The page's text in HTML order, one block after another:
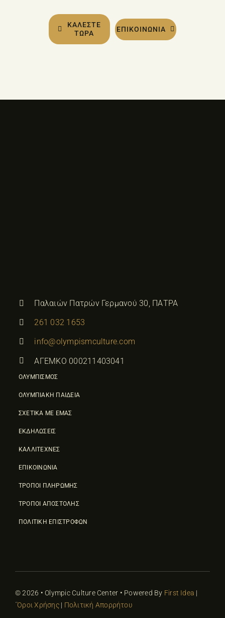
ΚΑΛΕΣΤΕ
ΤΩΡΑ
ΕΠΙΚΟΙΝΩΝΙΑ
Παλαιών Πατρών Γερμανού 30, ΠΑΤΡΑ
261 032 1653
info@olympismculture.com
ΑΓΕΜΚΟ 000211403041
ΟΛΥΜΠΙΣΜΟΣ
ΟΛΥΜΠΙΑΚΗ ΠΑΙΔΕΙΑ
ΣΧΕΤΙΚΑ ΜΕ ΕΜΑΣ
ΕΚΔΗΛΩΣΕΙΣ
ΚΑΛΛΙΤΕΧΝΕΣ
ΕΠΙΚΟΙΝΩΝΙΑ
ΤΡΟΠΟΙ ΠΛΗΡΩΜΗΣ
ΤΡΟΠΟΙ ΑΠΟΣΤΟΛΗΣ
ΠΟΛΙΤΙΚΗ ΕΠΙΣΤΡΟΦΩΝ
© 2026 • Olympic Culture Center • Powered By First Idea |
΄Όροι Χρήσης| Πολιτική Απορρήτου